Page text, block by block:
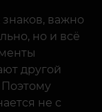
знаков, важно
но и всё
другой
Поэтому
не с